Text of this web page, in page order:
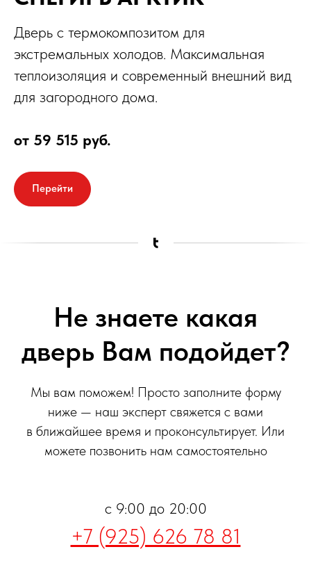
Дверь с термокомпозитом для
экстремальных холодов. Максимальная
теплоизоляция и современный внешний вид
для загородного дома.
от 59 515 руб.
Перейти
Не знаете какая
дверь Вам подойдет?
Мы вам поможем! Просто заполните форму
ниже — наш эксперт свяжется с вами
в ближайшее время и проконсультирует. Или
можете позвонить нам самостоятельно
с 9:00 до 20:00
+7 (925) 626 78 81